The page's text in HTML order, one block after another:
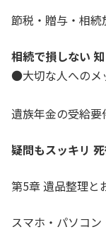
節税・贈与・相
相続で損しない
●大切な人へのメ
遺族年金の受給要
疑問もスッキリ
第5章 遺品整理と
スマホ・パソコ